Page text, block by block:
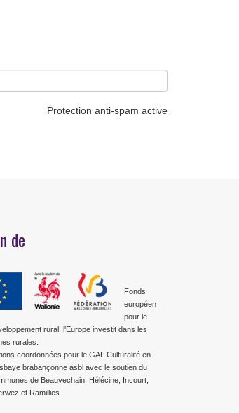
Protection anti-spam active
de
Fonds
européen
pour le
rural: l'Europe investit dans les
rurales.
coordonnées pour le GAL Culturalité en
brabançonne asbl avec le soutien du
de Beauvechain, Hélécine, Incourt,
et Ramillies